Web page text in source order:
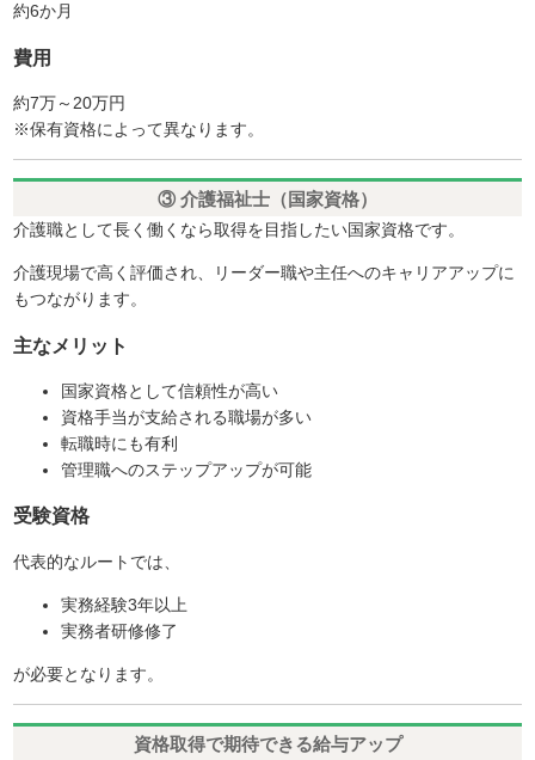
約6か月
費用
約7万～20万円
※保有資格によって異なります。
③ 介護福祉士（国家資格）
介護職として長く働くなら取得を目指したい国家資格です。
介護現場で高く評価され、リーダー職や主任へのキャリアアップに
もつながります。
主なメリット
国家資格として信頼性が高い
資格手当が支給される職場が多い
転職時にも有利
管理職へのステップアップが可能
受験資格
代表的なルートでは、
実務経験3年以上
実務者研修修了
が必要となります。
資格取得で期待できる給与アップ